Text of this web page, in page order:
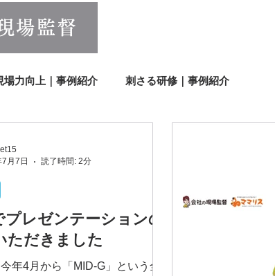
場監督
場力向上｜事例紹介 刺さる研修｜事例紹介
プレゼンテーションの
ただきました
年4月から「MID-G」という全
月7日
読了時間: 2分